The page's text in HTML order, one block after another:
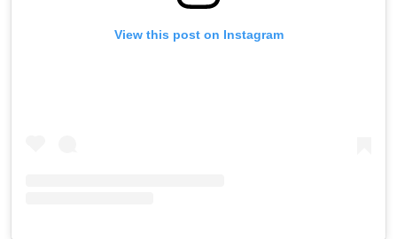
View this post on Instagram